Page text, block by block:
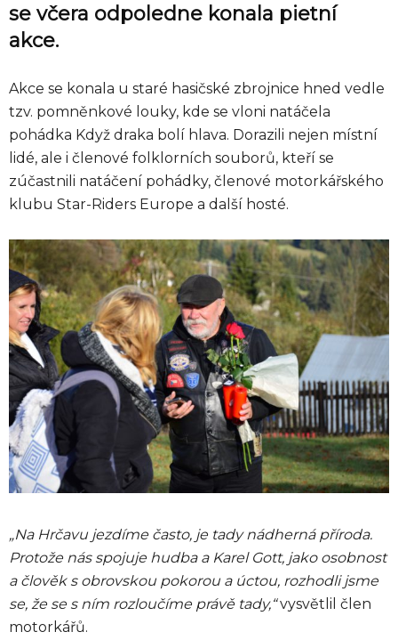
se včera odpoledne konala pietní
akce.
Akce se konala u staré hasičské zbrojnice hned vedle
tzv. pomněnkové louky, kde se vloni natáčela
pohádka Když draka bolí hlava. Dorazili nejen místní
lidé, ale i členové folklorních souborů, kteří se
zúčastnili natáčení pohádky, členové motorkářského
klubu Star-Riders Europe a další hosté.
„Na Hrčavu jezdíme často, je tady nádherná příroda.
Protože nás spojuje hudba a Karel Gott, jako osobnost
a člověk s obrovskou pokorou a úctou, rozhodli jsme
se, že se s ním rozloučíme právě tady,“vysvětlil člen
motorkářů.